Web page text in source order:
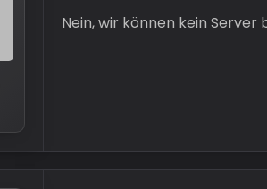
Nein, wir können kein